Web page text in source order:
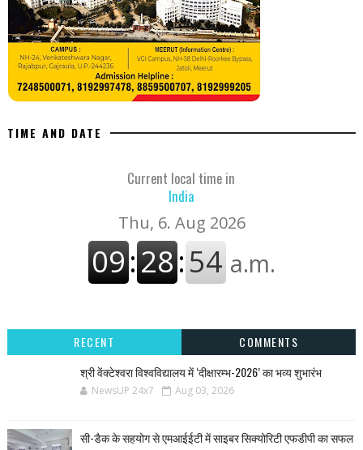
TIME AND DATE
Current local time in
India
RECENT
COMMENTS
श्री वेंक्टेश्वरा विश्वविद्यालय में ‘दीक्षारम्भ-2026’ का भव्य शुभारंभ
NewsUP 24x7 Aug 03, 2026
सी-डैक के सहयोग से एमआईईटी में साइबर सिक्योरिटी एफडीपी का सफल